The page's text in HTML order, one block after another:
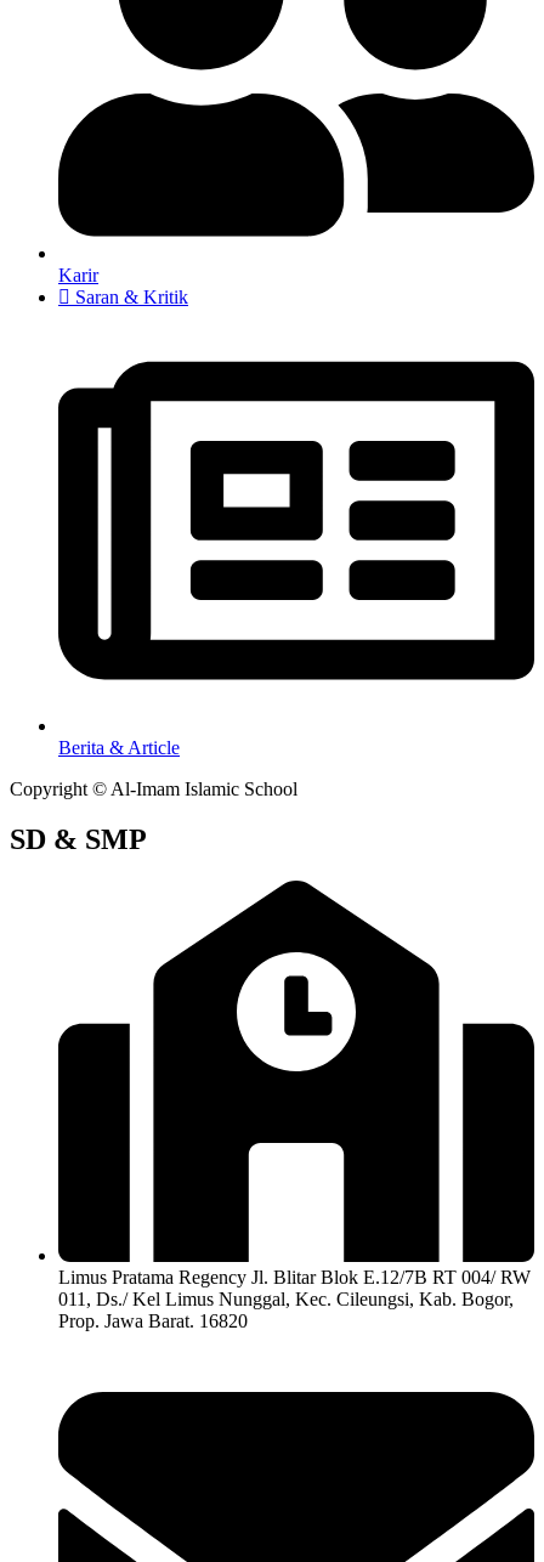
Karir
Saran & Kritik
Berita & Article
Copyright © Al-Imam Islamic School
SD & SMP
Limus Pratama Regency Jl. Blitar Blok E.12/7B RT 004/ RW
011, Ds./ Kel Limus Nunggal, Kec. Cileungsi, Kab. Bogor,
Prop. Jawa Barat. 16820